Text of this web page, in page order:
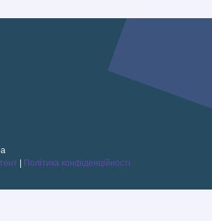
| Політика конфіденційності